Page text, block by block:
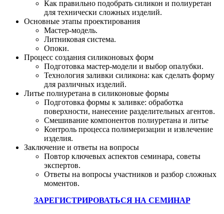
Как правильно подобрать силикон и полиуретан
для технически сложных изделий.
Основные этапы проектирования
Мастер-модель.
Литниковая система.
Опоки.
Процесс создания силиконовых форм
Подготовка мастер-модели и выбор опалубки.
Технология заливки силикона: как сделать форму
для различных изделий.
Литье полиуретана в силиконовые формы
Подготовка формы к заливке: обработка
поверхности, нанесение разделительных агентов.
Смешивание компонентов полиуретана и литье
Контроль процесса полимеризации и извлечение
изделия.
Заключение и ответы на вопросы
Повтор ключевых аспектов семинара, советы
экспертов.
Ответы на вопросы участников и разбор сложных
моментов.
ЗАРЕГИСТРИРОВАТЬСЯ НА СЕМИНАР